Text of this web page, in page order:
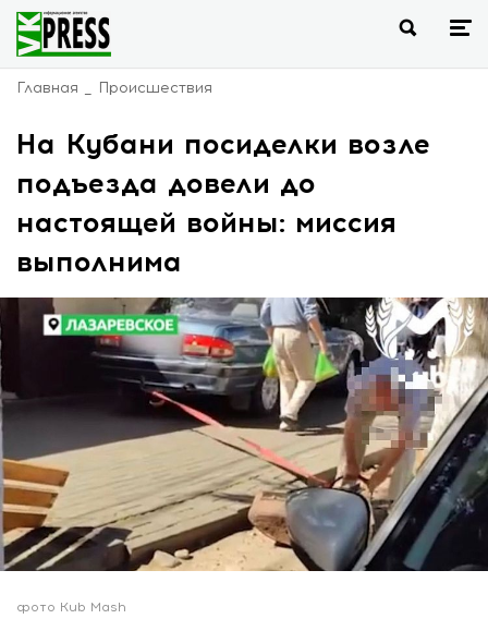
Главная Происшествия
На Кубани посиделки возле
подъезда довели до
настоящей войны: миссия
выполнима
фото Kub Mash